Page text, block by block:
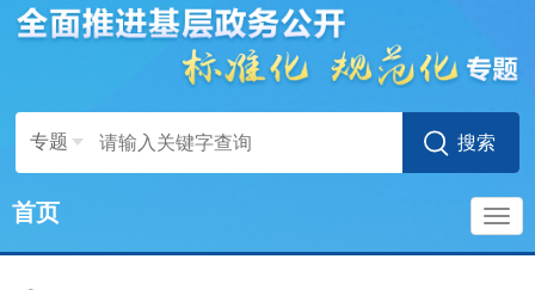
专题
首页